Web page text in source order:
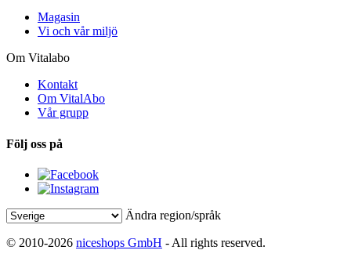
Magasin
Vi och vår miljö
Om Vitalabo
Kontakt
Om VitalAbo
Vår grupp
Följ oss på
Ändra region/språk
© 2010-2026 niceshops GmbH - All rights reserved.